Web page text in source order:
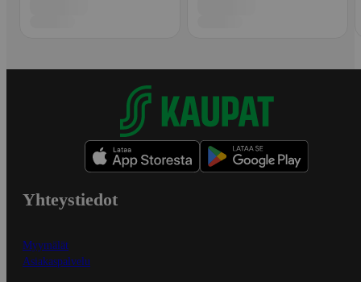
Yhteystiedot
Myymälät
Asiakaspalvelu